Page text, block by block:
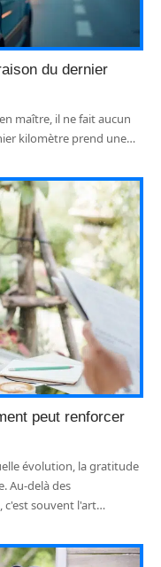
du dernier
maître, il ne fait aucun
kilomètre prend une…
peut renforcer
évolution, la gratitude
Au-delà des
c'est souvent l'art…